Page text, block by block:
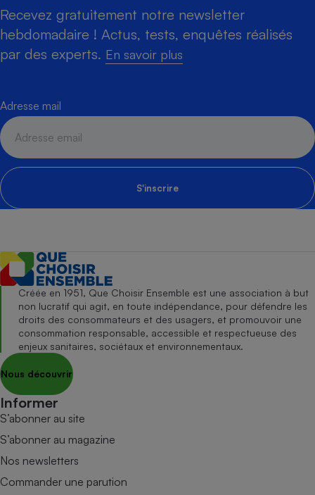
Recevez gratuitement notre newsletter
hebdomadaire ! Actus, tests, enquêtes réalisés
par des experts. En savoir plus
Adresse mail
S'inscrire
Créée en 1951, Que Choisir Ensemble est une association à but
non lucratif qui agit, en toute indépendance, pour défendre les
droits des consommateurs et des usagers, et promouvoir une
consommation responsable, accessible et respectueuse des
enjeux sanitaires, sociétaux et environnementaux.
Nous découvrir
Informer
S’abonner au site
S’abonner au magazine
Nos newsletters
Commander une parution